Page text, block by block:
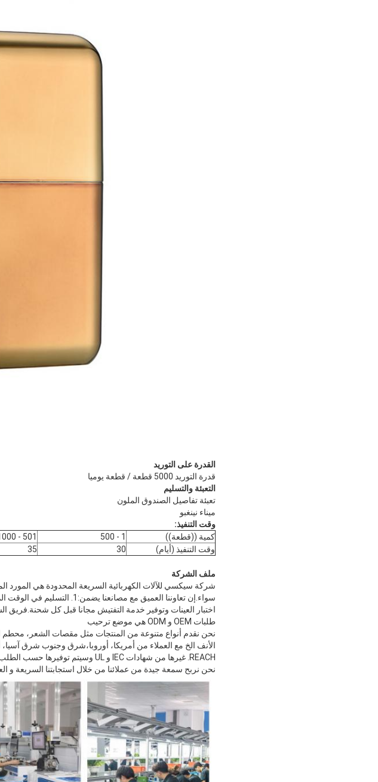
القدرة على التوريد
قدرة التوريد 5000 قطعة / قطعة يوميا
التعبئة والتسليم
تعبئة تفاصيل الصندوق الملون
ميناء نينغبو
وقت التنفيذ:
كمية ((قطعة))
1 - 500
501 - 1000
وقت التنفيذ (أيام)
30
35
ملف الشركة
شركة سيكسي للآلات الكهربائية السريعة المحدودة هي المورد
اختبار العينات وتوفير خدمة التفتيش مجانا قبل كل شحنة.فريق
طلبات OEM و ODM هي موضع ترحيب
نحن نقدم أنواع متنوعة من المنتجات مثل مقصات الشعر،
REACH. غيرها من شهادات IEC و UL وسيتم توفيرها حسب الطلب.
نحن نربح سمعة جيدة من عملائنا من خلال استجابتنا السريعة و